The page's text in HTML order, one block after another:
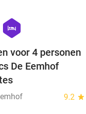
hexagon
hotel
voor 4 personen
De Eemhof
9.2 star